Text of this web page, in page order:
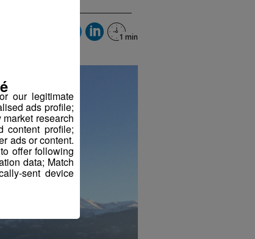
our legitimate
ads profile;
research
content profile;
ads or content.
offer following
data; Match
sent device